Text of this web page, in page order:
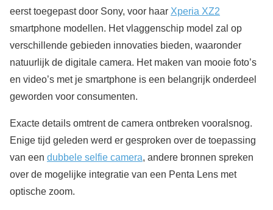
eerst toegepast door Sony, voor haar Xperia XZ2
smartphone modellen. Het vlaggenschip model zal op
verschillende gebieden innovaties bieden, waaronder
natuurlijk de digitale camera. Het maken van mooie foto’s
en video’s met je smartphone is een belangrijk onderdeel
geworden voor consumenten.
Exacte details omtrent de camera ontbreken vooralsnog.
Enige tijd geleden werd er gesproken over de toepassing
van een dubbele selfie camera, andere bronnen spreken
over de mogelijke integratie van een Penta Lens met
optische zoom.